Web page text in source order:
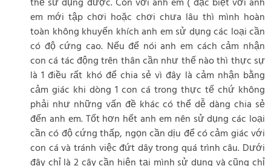
em mới tập chơi hoặc chơi chưa lâu thì mình hoàn
toàn không khuyến khích anh em sử dụng các loại cần
có độ cứng cao. Nếu để nói anh em cách cảm nhận
con cá tác động trên thân cần như thế nào thì thực sự
là 1 điều rất khó để chia sẻ vì đây là cảm nhận bằng
cảm giác khi dòng 1 con cá trong thực tế chứ không
phải như những vấn đề khác có thể dễ dàng chia sẻ
đến anh em. Tốt hơn hết anh em nên sử dụng các loại
cần có độ cứng thấp, ngọn cần dịu để có cảm giác với
con cá và tránh việc đứt dây trong quá trình câu. Dưới